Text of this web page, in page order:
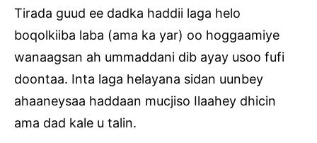
Tirada guud ee dadka haddii laga helo
boqolkiiba laba (ama ka yar) oo hoggaamiye
wanaagsan ah ummaddani dib ayay usoo fufi
doontaa. Inta laga helayana sidan uunbey
ahaaneysaa haddaan mucjiso Ilaahey dhicin
ama dad kale u talin.